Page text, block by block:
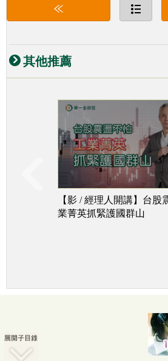
其他推薦
【影 / 經理人開講】台股
業菁英抓緊護國群山